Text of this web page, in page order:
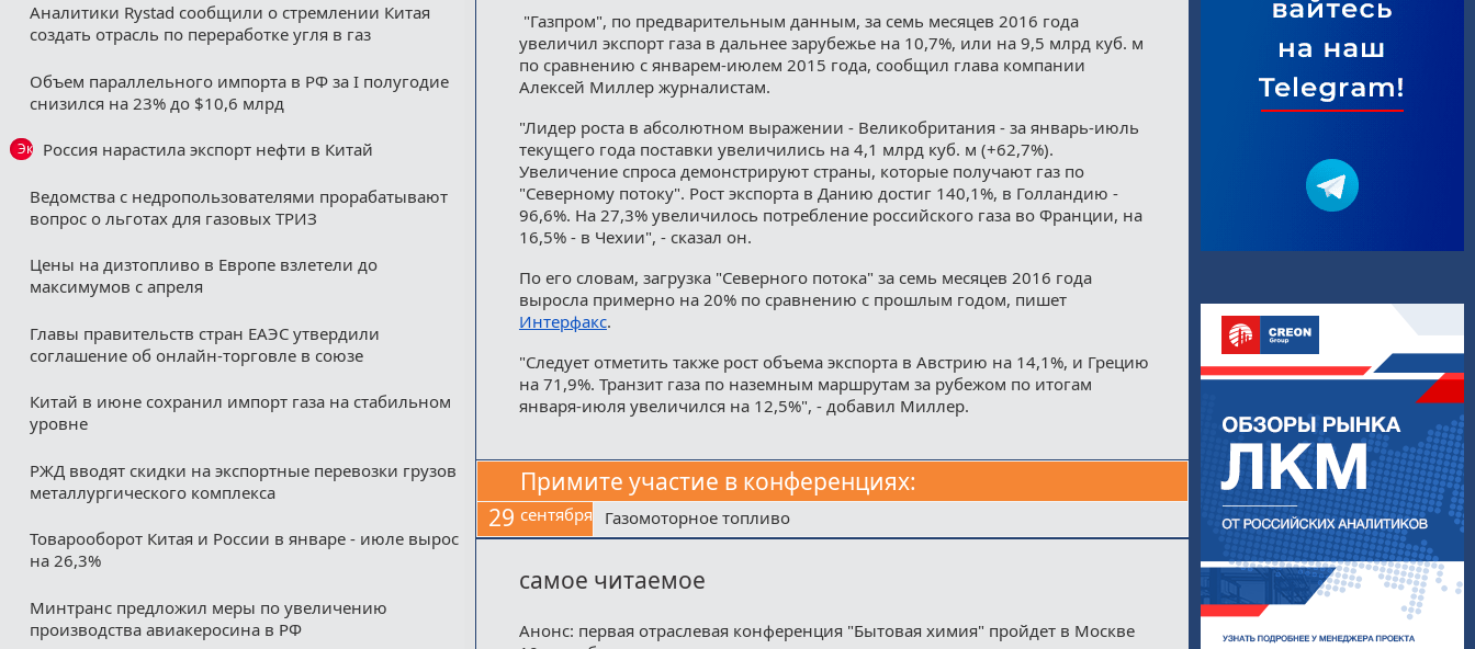
Аналитики Rystad сообщили о стремлении Китая
создать отрасль по переработке угля в газ
Объем параллельного импорта в РФ за I полугодие
снизился на 23% до $10,6 млрд
Эксклюзив
Россия нарастила экспорт нефти в Китай
Ведомства с недропользователями прорабатывают
вопрос о льготах для газовых ТРИЗ
Цены на дизтопливо в Европе взлетели до
максимумов с апреля
Главы правительств стран ЕАЭС утвердили
соглашение об онлайн-торговле в союзе
Китай в июне сохранил импорт газа на стабильном
уровне
РЖД вводят скидки на экспортные перевозки грузов
металлургического комплекса
Товарооборот Китая и России в январе - июле вырос
на 26,3%
Минтранс предложил меры по увеличению
производства авиакеросина в РФ
"Газпром", по предварительным данным, за семь месяцев 2016 года
увеличил экспорт газа в дальнее зарубежье на 10,7%, или на 9,5 млрд куб. м
по сравнению с январем-июлем 2015 года, сообщил глава компании
Алексей Миллер журналистам.
"Лидер роста в абсолютном выражении - Великобритания - за январь-июль
текущего года поставки увеличились на 4,1 млрд куб. м (+62,7%).
Увеличение спроса демонстрируют страны, которые получают газ по
"Северному потоку". Рост экспорта в Данию достиг 140,1%, в Голландию -
96,6%. На 27,3% увеличилось потребление российского газа во Франции, на
16,5% - в Чехии", - сказал он.
По его словам, загрузка "Северного потока" за семь месяцев 2016 года
выросла примерно на 20% по сравнению с прошлым годом, пишет
Интерфакс.
"Следует отметить также рост объема экспорта в Австрию на 14,1%, и Грецию
на 71,9%. Транзит газа по наземным маршрутам за рубежом по итогам
января-июля увеличился на 12,5%", - добавил Миллер.
Примите участие в конференциях:
29 сентября Газомоторное топливо
самое читаемое
Анонс: первая отраслевая конференция "Бытовая химия" пройдет в Москве